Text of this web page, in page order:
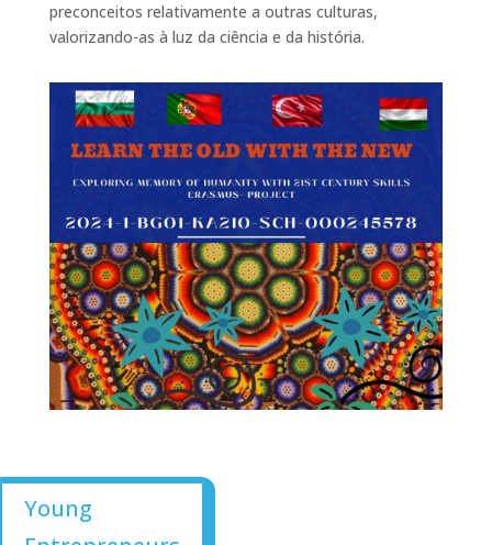
preconceitos relativamente a outras culturas,
valorizando-as à luz da ciência e da história.
Young